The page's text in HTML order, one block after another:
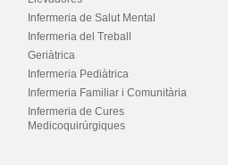
Infermeria de Salut Mental
Infermeria del Treball
Geriàtrica
Infermeria Pediàtrica
Infermeria Familiar i Comunitària
Infermeria de Cures
Medicoquirúrgiques